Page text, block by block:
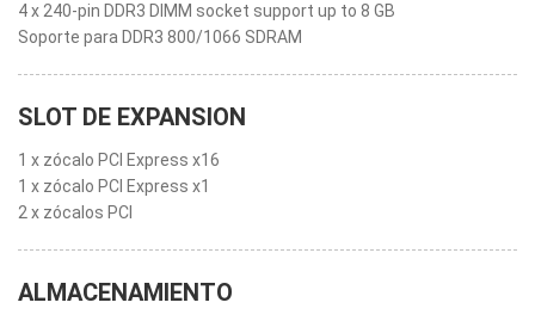
4 x 240-pin DDR3 DIMM socket support up to 8 GB
Soporte para DDR3 800/1066 SDRAM
SLOT DE EXPANSION
1 x zócalo PCI Express x16
1 x zócalo PCI Express x1
2 x zócalos PCI
ALMACENAMIENTO